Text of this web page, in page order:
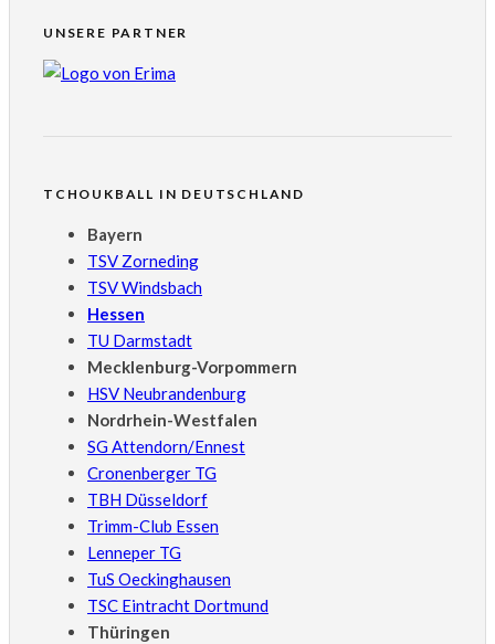
UNSERE PARTNER
TCHOUKBALL IN DEUTSCHLAND
Bayern
TSV Zorneding
TSV Windsbach
Hessen
TU Darmstadt
Mecklenburg-Vorpommern
HSV Neubrandenburg
Nordrhein-Westfalen
SG Attendorn/Ennest
Cronenberger TG
TBH Düsseldorf
Trimm-Club Essen
Lenneper TG
TuS Oeckinghausen
TSC Eintracht Dortmund
Thüringen